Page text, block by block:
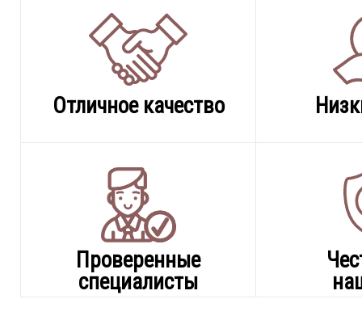
Отличное качество
Проверенные
специалисты